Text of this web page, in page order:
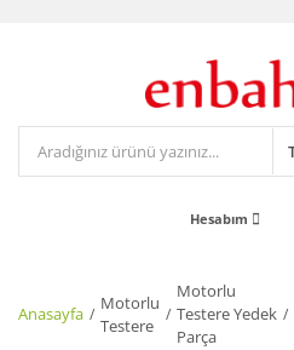
Hesabım
Anasayfa
Motorlu
Testere
Motorlu
Testere Yedek
Parça